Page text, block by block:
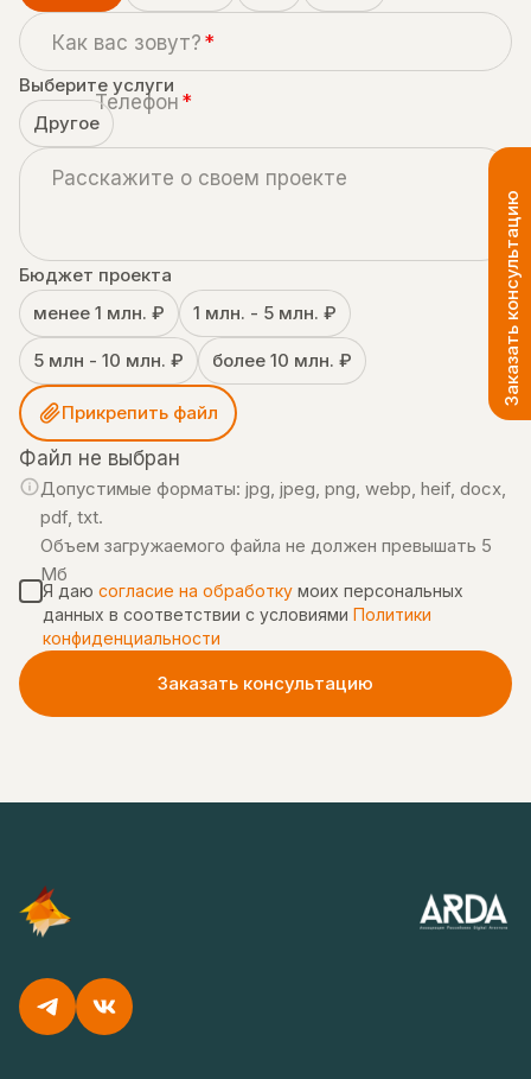
Заказать консультацию
Как вас зовут? *
Телефон *
Выберите услуги
Другое
Расскажите о своем проекте
Бюджет проекта
менее 1 млн. ₽
1 млн. - 5 млн. ₽
5 млн - 10 млн. ₽ более 10 млн. ₽
Прикрепить файл
Файл не выбран
Допустимые форматы: jpg, jpeg, png, webp, heif, docx,
pdf, txt.
Объем загружаемого файла не должен превышать 5
Мб
Я даю согласие на обработку моих персональных
данных в соответствии с условиями Политики
конфиденциальности
Заказать консультацию